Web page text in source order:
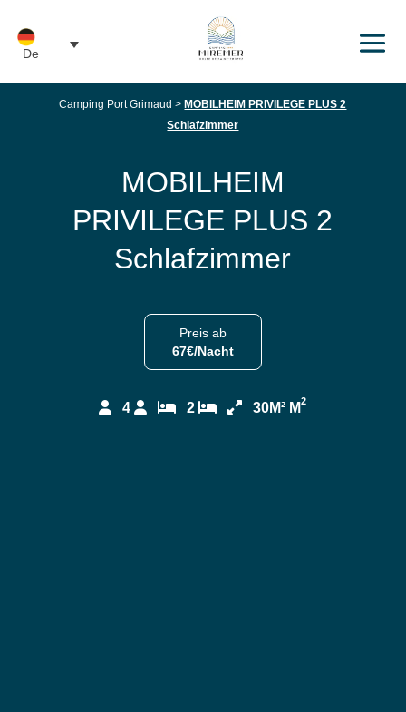
De
Camping Port Grimaud > MOBILHEIM PRIVILEGE PLUS 2
Schlafzimmer
MOBILHEIM
PRIVILEGE PLUS 2
Schlafzimmer
Preis ab
67€/Nacht
4 2 30M² M2